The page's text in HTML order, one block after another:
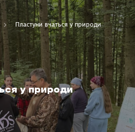
у природи
Пластуни вчаться у природи